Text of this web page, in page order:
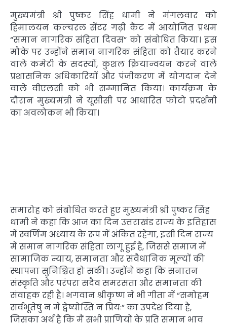
मुख्यमंत्री श्री पुष्कर सिंह धामी ने मंगलवार को
हिमालयन कल्चरल सेंटर गढ़ी कैंट में आयोजित प्रथम
“समान नागरिक संहिता दिवस” को संबोधित किया। इस
मौके पर उन्होंने समान नागरिक संहिता को तैयार करने
वाले कमेटी के सदस्यों, कुशल क्रियान्वयन करने वाले
प्रशासनिक अधिकारियों और पंजीकरण में योगदान देने
वाले वीएलसी को भी सम्मानित किया। कार्यक्रम के
दौरान मुख्यमंत्री ने यूसीसी पर आधारित फोटो प्रदर्शनी
का अवलोकन भी किया।
समारोह को संबोधित करते हुए मुख्यमंत्री श्री पुष्कर सिंह
धामी ने कहा कि आज का दिन उत्तराखंड राज्य के इतिहास
में स्वर्णिम अध्याय के रूप में अंकित रहेगा, इसी दिन राज्य
में समान नागरिक संहिता लागू हुई है, जिससे समाज में
सामाजिक न्याय, समानता और संवैधानिक मूल्यों की
स्थापना सुनिश्चित हो सकी। उन्होंने कहा कि सनातन
संस्कृति और परंपरा सदैव समरसता और समानता की
संवाहक रही है। भगवान श्रीकृष्ण ने भी गीता में “समोहम
सर्वभूतेषु न मे द्वेष्योस्ति न प्रियः” का उपदेश दिया है,
जिसका अर्थ है कि मैं सभी प्राणियों के प्रति समान भाव